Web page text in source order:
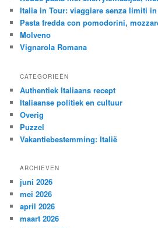
Italia in Tour: viaggiare senza limiti
Pasta fredda con pomodorini,
Molveno
Vignarola Romana
CATEGORIEËN
Authentiek Italiaans recept
Italiaanse politiek en cultuur
Overig
Puzzel
Vakantiebestemming: Italië
ARCHIEVEN
juni 2026
mei 2026
april 2026
maart 2026